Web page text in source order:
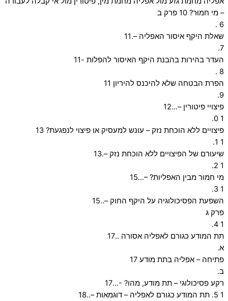
– מי חמוּר? 10 פרק ב
6 .
שאלת היקף איסור האפליה –.11
7.
העדר בהירות בהבנת היקף האיסור להפלות -11
8 .
הפרת הבטחה שלא להיכנס להיריון 11
9.
פיצויי פיטורין –…12
1 0.
פיצויים ללא הוכחת נזק – עונש למעסיק או פיצוי לנפגעת? 13
1 1.
שיעורם של הפיצויים ללא הוכחת נזק –.13
1 2.
מי חמור מבין האפליות? –…15
1 3.
השפעת הפסיכולוגיה על היקף החוק –..15
פרק ג
1 4.
תת המודע כגורם לאפליה אסורה ..17
א.
פתיחה – אפליה בתת מודע 17
ב.
רקע פסיכולוגי – תת מודע, מהו? -…17
1 5. תת המודע כגורם לאפליה – דוגמאות –..18